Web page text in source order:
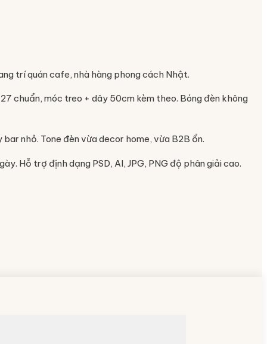
trí quán cafe, nhà hàng phong cách Nhật.
chuẩn, móc treo + dây 50cm kèm theo. Bóng đèn không
nhỏ. Tone đèn vừa decor home, vừa B2B ổn.
Hỗ trợ định dạng PSD, AI, JPG, PNG độ phân giải cao.